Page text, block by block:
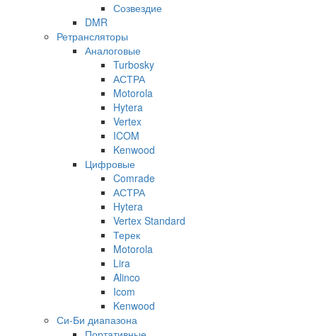
Созвездие
DMR
Ретрансляторы
Аналоговые
Turbosky
АСТРА
Motorola
Hytera
Vertex
ICOM
Kenwood
Цифровые
Comrade
АСТРА
Hytera
Vertex Standard
Терек
Motorola
Lira
Alinco
Icom
Kenwood
Си-Би диапазона